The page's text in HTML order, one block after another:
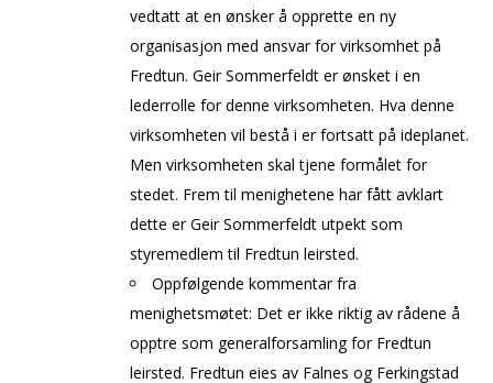
vedtatt at en ønsker å opprette en ny
organisasjon med ansvar for virksomhet på
Fredtun. Geir Sommerfeldt er ønsket i en
lederrolle for denne virksomheten. Hva denne
virksomheten vil bestå i er fortsatt på ideplanet.
Men virksomheten skal tjene formålet for
stedet. Frem til menighetene har fått avklart
dette er Geir Sommerfeldt utpekt som
styremedlem til Fredtun leirsted.
Oppfølgende kommentar fra
menighetsmøtet: Det er ikke riktig av rådene å
opptre som generalforsamling for Fredtun
leirsted. Fredtun eies av Falnes og Ferkingstad